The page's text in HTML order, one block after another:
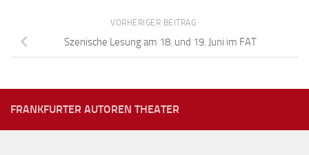
VORHERIGER BEITRAG
Szenische Lesung am 18. und 19. Juni im FAT
FRANKFURTER AUTOREN THEATER